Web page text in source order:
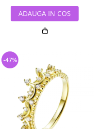
ADAUGA IN COS
-47%